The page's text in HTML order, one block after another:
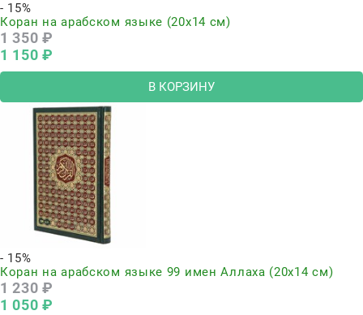
- 15%
Коран на арабском языке (20х14 см)
1 350 ₽
1 150 ₽
В КОРЗИНУ
- 15%
Коран на арабском языке 99 имен Аллаха (20х14 см)
1 230 ₽
1 050 ₽